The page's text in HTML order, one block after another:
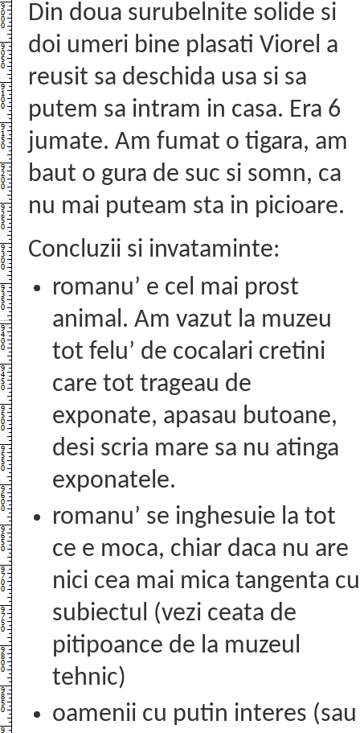
Din doua surubelnite solide si
doi umeri bine plasati Viorel a
reusit sa deschida usa si sa
putem sa intram in casa. Era 6
jumate. Am fumat o tigara, am
baut o gura de suc si somn, ca
nu mai puteam sta in picioare.
Concluzii si invataminte:
romanu’ e cel mai prost
animal. Am vazut la muzeu
tot felu’ de cocalari cretini
care tot trageau de
exponate, apasau butoane,
desi scria mare sa nu atinga
exponatele.
romanu’ se inghesuie la tot
ce e moca, chiar daca nu are
nici cea mai mica tangenta cu
subiectul (vezi ceata de
pitipoance de la muzeul
tehnic)
oamenii cu putin interes (sau